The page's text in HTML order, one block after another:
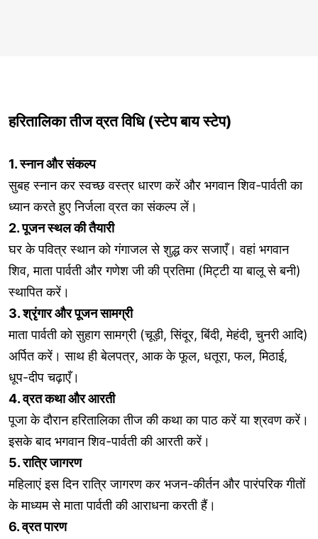
हरितालिका तीज व्रत विधि (स्टेप बाय स्टेप)
1. स्नान और संकल्प
सुबह स्नान कर स्वच्छ वस्त्र धारण करें और भगवान शिव-पार्वती का
ध्यान करते हुए निर्जला व्रत का संकल्प लें।
2. पूजन स्थल की तैयारी
घर के पवित्र स्थान को गंगाजल से शुद्ध कर सजाएँ। वहां भगवान
शिव, माता पार्वती और गणेश जी की प्रतिमा (मिट्टी या बालू से बनी)
स्थापित करें।
3. श्रृंगार और पूजन सामग्री
माता पार्वती को सुहाग सामग्री (चूड़ी, सिंदूर, बिंदी, मेहंदी, चुनरी आदि)
अर्पित करें। साथ ही बेलपत्र, आक के फूल, धतूरा, फल, मिठाई,
धूप-दीप चढ़ाएँ।
4. व्रत कथा और आरती
पूजा के दौरान हरितालिका तीज की कथा का पाठ करें या श्रवण करें।
इसके बाद भगवान शिव-पार्वती की आरती करें।
5. रात्रि जागरण
महिलाएं इस दिन रात्रि जागरण कर भजन-कीर्तन और पारंपरिक गीतों
के माध्यम से माता पार्वती की आराधना करती हैं।
6. व्रत पारण